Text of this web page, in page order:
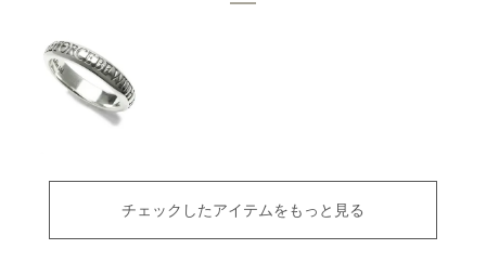
チェックしたアイテムをもっと見る